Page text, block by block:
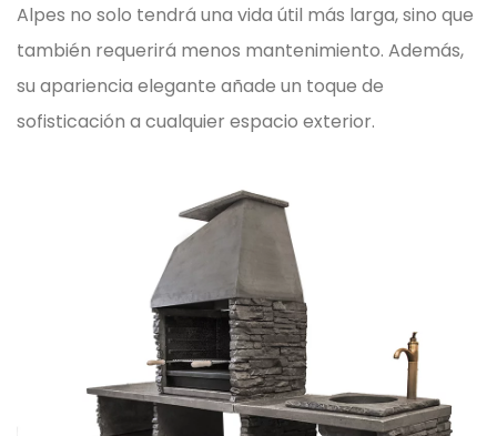
Alpes no solo tendrá una vida útil más larga, sino que
también requerirá menos mantenimiento. Además,
su apariencia elegante añade un toque de
sofisticación a cualquier espacio exterior.